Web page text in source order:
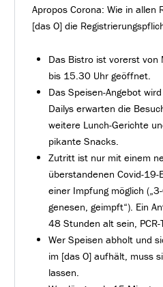
Apropos Corona: Wie in allen
[das O] die
Das Bistro ist vorerst von
bis 15.30 Uhr geöffnet.
Das Speisen-Angebot
Dailys erwarten die
weitere Lunch-Gerichte
pikante Snacks.
Zutritt ist nur mit einem
überstandenen Covid-
einer Impfung möglich
genesen, geimpft“). Ein
48 Stunden alt sein,
Wer Speisen abholt und
im [das O] aufhält, muss
lassen.